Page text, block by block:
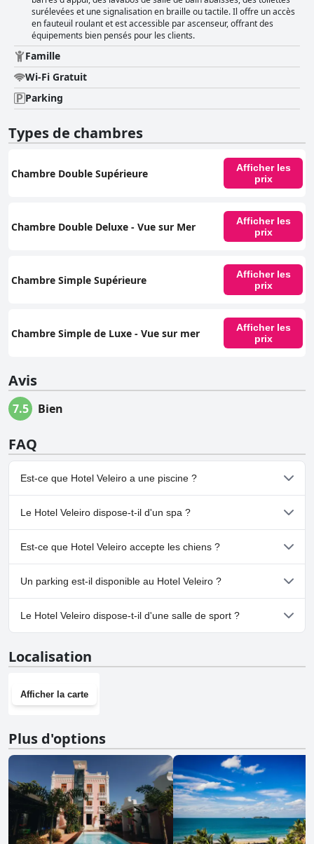
surélevées et une signalisation en braille ou tactile. Il offre un accès
en fauteuil roulant et est accessible par ascenseur, offrant des
équipements bien pensés pour les clients.
Famille
Wi-Fi Gratuit
Parking
Types de chambres
Chambre Double Supérieure
Afficher les
prix
Chambre Double Deluxe - Vue sur Mer
Afficher les
prix
Chambre Simple Supérieure
Afficher les
prix
Chambre Simple de Luxe - Vue sur mer
Afficher les
prix
Avis
7.5 Bien
FAQ
Est-ce que Hotel Veleiro a une piscine ?
Non, Hotel Veleiro n'a pas de piscine.
Le Hotel Veleiro dispose-t-il d'un spa ?
Non, il n'y a pas de spa à Hotel Veleiro.
Est-ce que Hotel Veleiro accepte les chiens ?
Non, Hotel Veleiro n'accepte pas les chiens.
Un parking est-il disponible au Hotel Veleiro ?
Oui, un parking est disponible à Hotel Veleiro.
Le Hotel Veleiro dispose-t-il d'une salle de sport ?
Localisation
Afficher la carte
Plus d'options